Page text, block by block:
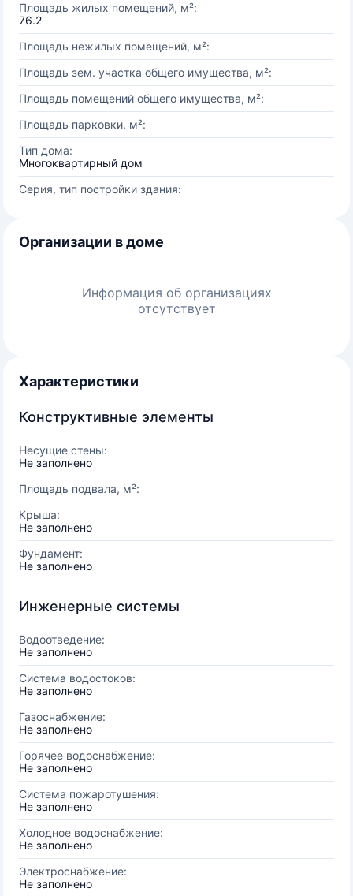
Площадь жилых помещений, м²:
76.2
Площадь нежилых помещений, м²:
Площадь зем. участка общего имущества, м²:
Площадь помещений общего имущества, м²:
Площадь парковки, м²:
Тип дома:
Многоквартирный дом
Серия, тип постройки здания:
Организации в доме
Информация об организациях
отсутствует
Характеристики
Конструктивные элементы
Несущие стены:
Не заполнено
Площадь подвала, м²:
Крыша:
Не заполнено
Фундамент:
Не заполнено
Инженерные системы
Водоотведение:
Не заполнено
Система водостоков:
Не заполнено
Газоснабжение:
Не заполнено
Горячее водоснабжение:
Не заполнено
Система пожаротушения:
Не заполнено
Холодное водоснабжение:
Не заполнено
Электроснабжение:
Не заполнено